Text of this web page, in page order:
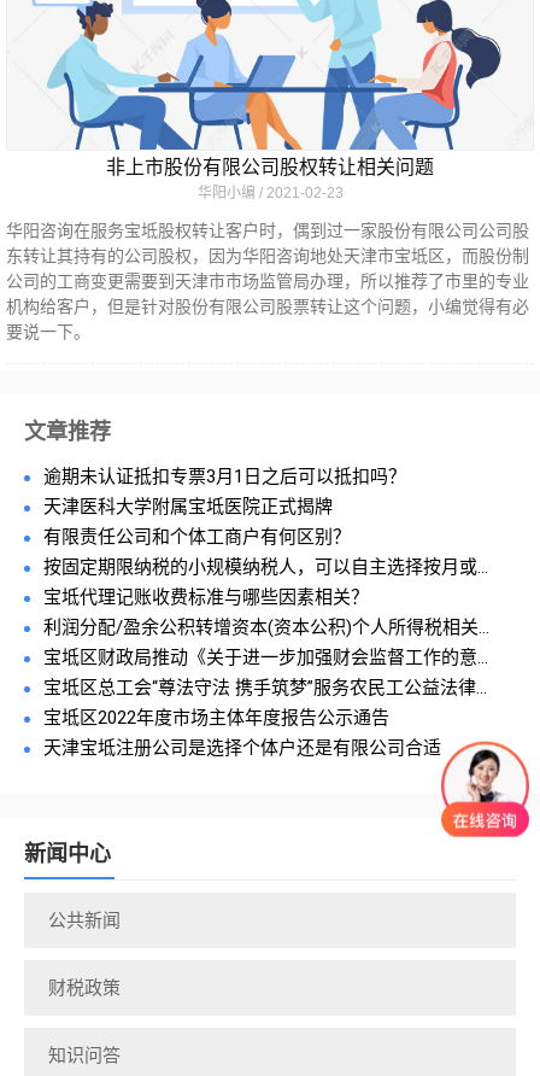
非上市股份有限公司股权转让相关问题
华阳小编 2021-02-23
华阳咨询在服务宝坻股权转让客户时，偶到过一家股份有限公司公司股
东转让其持有的公司股权，因为华阳咨询地处天津市宝坻区，而股份制
公司的工商变更需要到天津市市场监管局办理，所以推荐了市里的专业
机构给客户，但是针对股份有限公司股票转让这个问题，小编觉得有必
要说一下。
文章推荐
逾期未认证抵扣专票3月1日之后可以抵扣吗？
天津医科大学附属宝坻医院正式揭牌
有限责任公司和个体工商户有何区别？
按固定期限纳税的小规模纳税人，可以自主选择按月或...
宝坻代理记账收费标准与哪些因素相关？
利润分配/盈余公积转增资本(资本公积)个人所得税相关...
宝坻区财政局推动《关于进一步加强财会监督工作的意...
宝坻区总工会“尊法守法 携手筑梦”服务农民工公益法律...
宝坻区2022年度市场主体年度报告公示通告
天津宝坻注册公司是选择个体户还是有限公司合适
新闻中心
公共新闻
财税政策
知识问答